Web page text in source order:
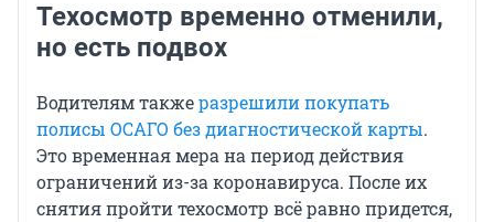
Техосмотр временно отменили,
но есть подвох
Водителям такжеразрешили покупать
полисы ОСАГО без диагностической карты.
Это временная мера на период действия
ограничений из-за коронавируса. После их
снятия пройти техосмотр всё равно придется,